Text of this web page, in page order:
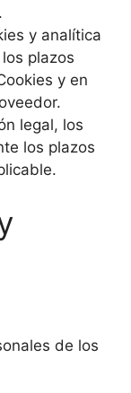
y analítica
plazos
y en
legal, los
los plazos
de los